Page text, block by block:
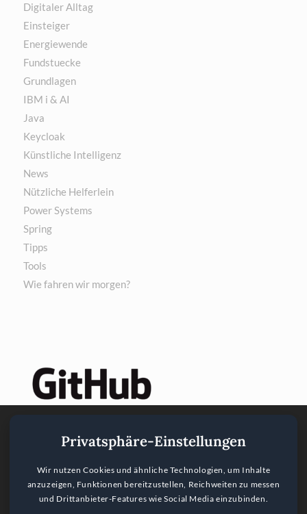
Digitaler Alltag
Einsteiger
Energiewende
Fundstuecke
Grundlagen
IBM i & AI
Java
Keycloak
Künstliche Intelligenz
News
Nützliche Helferlein
Power Systems
Spring
Tipps
Tools
Wie fahren wir morgen?
Privatsphäre-Einstellungen
Wir nutzen Cookies und ähnliche Technologien, um Inhalte
anzuzeigen, Funktionen bereitzustellen, Reichweiten zu messen
und Drittanbieter-Features wie Social Media einzubinden.